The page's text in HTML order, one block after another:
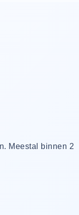
Meestal binnen 2